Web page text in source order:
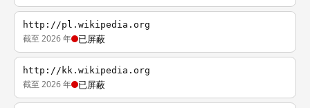
http://pl.wikipedia.org
截至 2026 年 已屏蔽
http://kk.wikipedia.org
截至 2026 年 已屏蔽